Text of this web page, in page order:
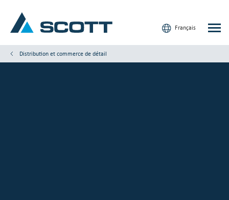
Français
Distribution et commerce de détail